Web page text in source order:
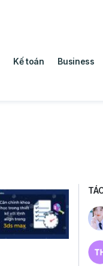
Kế toán Business